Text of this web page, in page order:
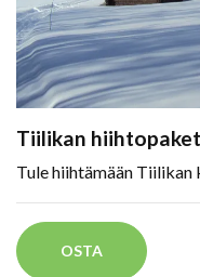
Tiilikan
Tule hiihtämään Tiilikan
OSTA